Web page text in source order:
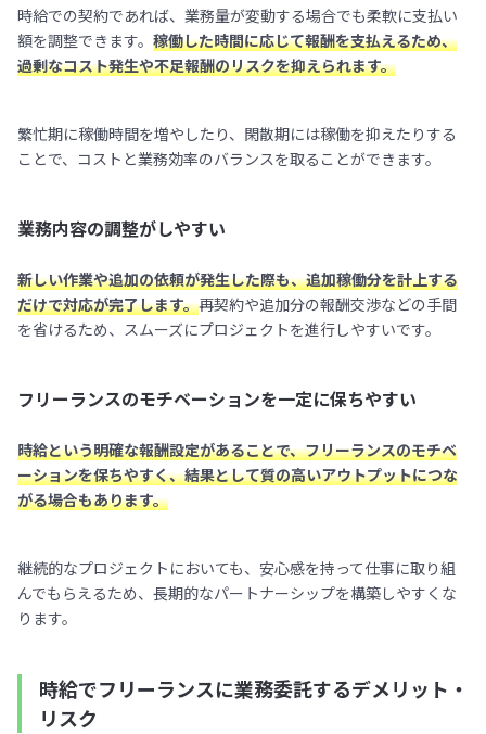
時給での契約であれば、業務量が変動する場合でも柔軟に支払い
額を調整できます。 稼働した時間に応じて報酬を支払えるため、
過剰なコスト発生や不足報酬のリスクを抑えられます。
繁忙期に稼働時間を増やしたり、閑散期には稼働を抑えたりする
ことで、コストと業務効率のバランスを取ることができます。
業務内容の調整がしやすい
新しい作業や追加の依頼が発生した際も、追加稼働分を計上する
だけで対応が完了します。再契約や追加分の報酬交渉などの手間
を省けるため、スムーズにプロジェクトを進行しやすいです。
フリーランスのモチベーションを一定に保ちやすい
時給という明確な報酬設定があることで、フリーランスのモチベ
ーションを保ちやすく、結果として質の高いアウトプットにつな
がる場合もあります。
継続的なプロジェクトにおいても、安心感を持って仕事に取り組
んでもらえるため、長期的なパートナーシップを構築しやすくな
ります。
時給でフリーランスに業務委託するデメリット・
リスク